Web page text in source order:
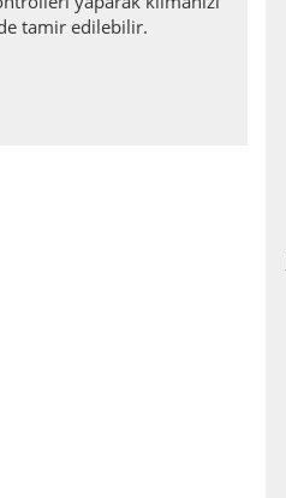
tamir edilebilir.